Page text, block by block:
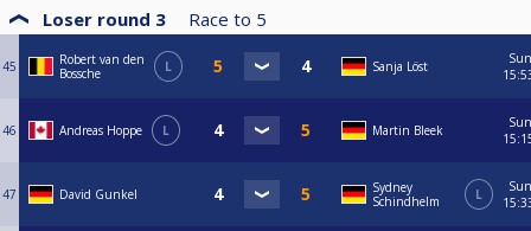
Loser round 3 Race to 5
45
Robert van den
Bossche
L Sanja Löst
Sun
46 Andreas Hoppe L Martin Bleek
Sun
47 David Gunkel
Sydney
Schindhelm
L
Sun